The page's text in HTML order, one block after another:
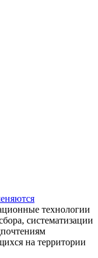
технологии
систематизации
на территории